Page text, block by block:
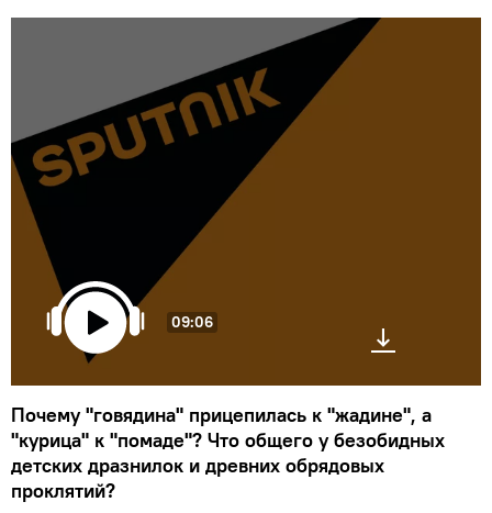
09:06
Почему "говядина" прицепилась к "жадине", а
"курица" к "помаде"? Что общего у безобидных
детских дразнилок и древних обрядовых
проклятий?